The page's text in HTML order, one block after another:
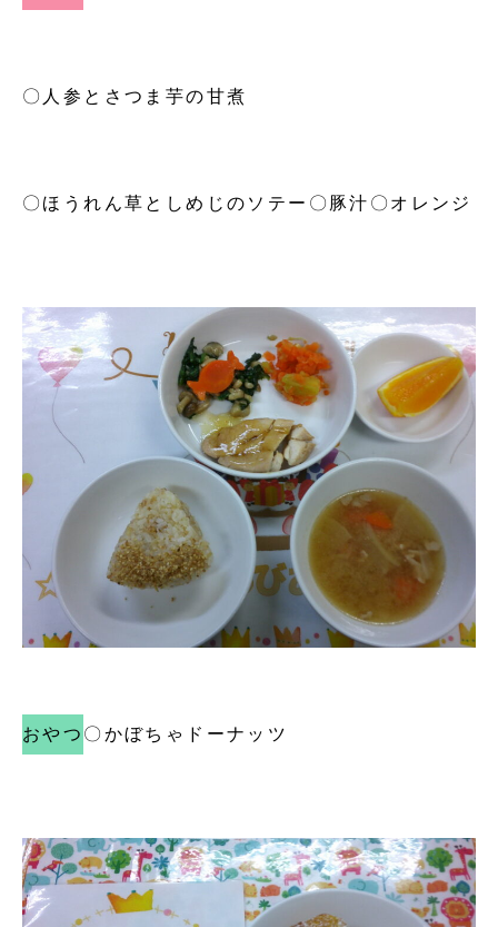
〇人参とさつま芋の甘煮
〇ほうれん草としめじのソテー 〇豚汁 〇オレンジ
おやつ 〇かぼちゃドーナッツ